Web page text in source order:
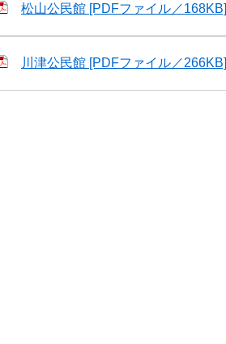
松山公民館 [PDFファイル／168KB]
川津公民館 [PDFファイル／266KB]